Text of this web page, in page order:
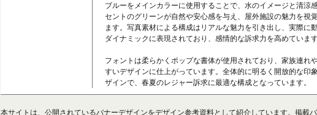
ブルーをメインカラーに使用することで、水のイメージと清涼
セントのグリーンが自然や安心感を与え、屋外施設の魅力を視
ます。写真素材による構成はリアルな魅力を引き出し、実際に
ダイナミックに表現されており、感情的な訴求力を高めていま
フォントは柔らかくポップな書体が使用されており、家族連れ
すいデザインに仕上がっています。全体的に明るく開放的な印
ザインで、春夏のレジャー訴求に最適な構成となっています。
本サイトは、公開されているバナーデザインをデザイン参考資料として紹介しています。掲載